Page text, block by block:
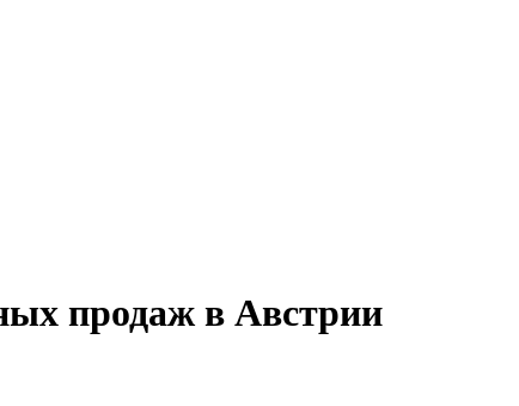
продаж в Австрии